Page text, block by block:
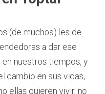
(de muchos) les de
a dar ese
nuestros tiempos, y
cambio en sus vidas,
ellas quieren vivir, no